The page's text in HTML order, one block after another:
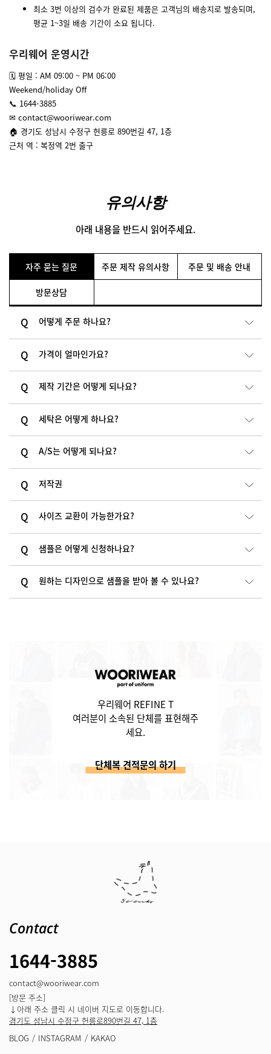
최소 3번 이상의 검수가 완료된 제품은 고객님의 배송지로 발송되며,
평균 1~3일 배송 기간이 소요 됩니다.
우리웨어 운영시간
🗓 평일 : AM 09:00 ~ PM 06:00
Weekend/holiday Off
📞 1644-3885
✉ contact@wooriwear.com
🏠 경기도 성남시 수정구 헌릉로 890번길 47, 1층
근처 역 : 복정역 2번 출구
유의사항
아래 내용을 반드시 읽어주세요.
자주 묻는 질문 주문 제작 유의사항 주문 및 배송 안내
방문상담
어떻게 주문 하나요?
가격이 얼마인가요?
제작 기간은 어떻게 되나요?
세탁은 어떻게 하나요?
A/S는 어떻게 되나요?
저작권
사이즈 교환이 가능한가요?
샘플은 어떻게 신청하나요?
원하는 디자인으로 샘플을 받아 볼 수 있나요?
우리웨어 REFINE T
여러분이 소속된 단체를 표현해주
세요.
단체복 견적문의 하기
Contact
1644-3885
contact@wooriwear.com
[방문 주소]
↓아래 주소 클릭 시 네이버 지도로 이동합니다.
경기도 성남시 수정구 헌릉로890번길 47, 1층
BLOG
INSTAGRAM KAKAO